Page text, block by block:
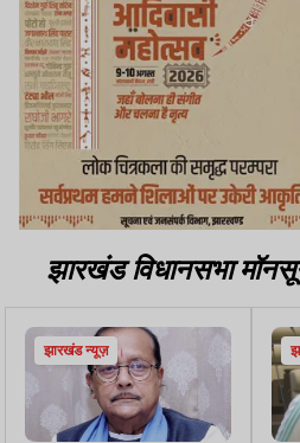
झारखंड विधानसभा
झारखंड न्यूज़